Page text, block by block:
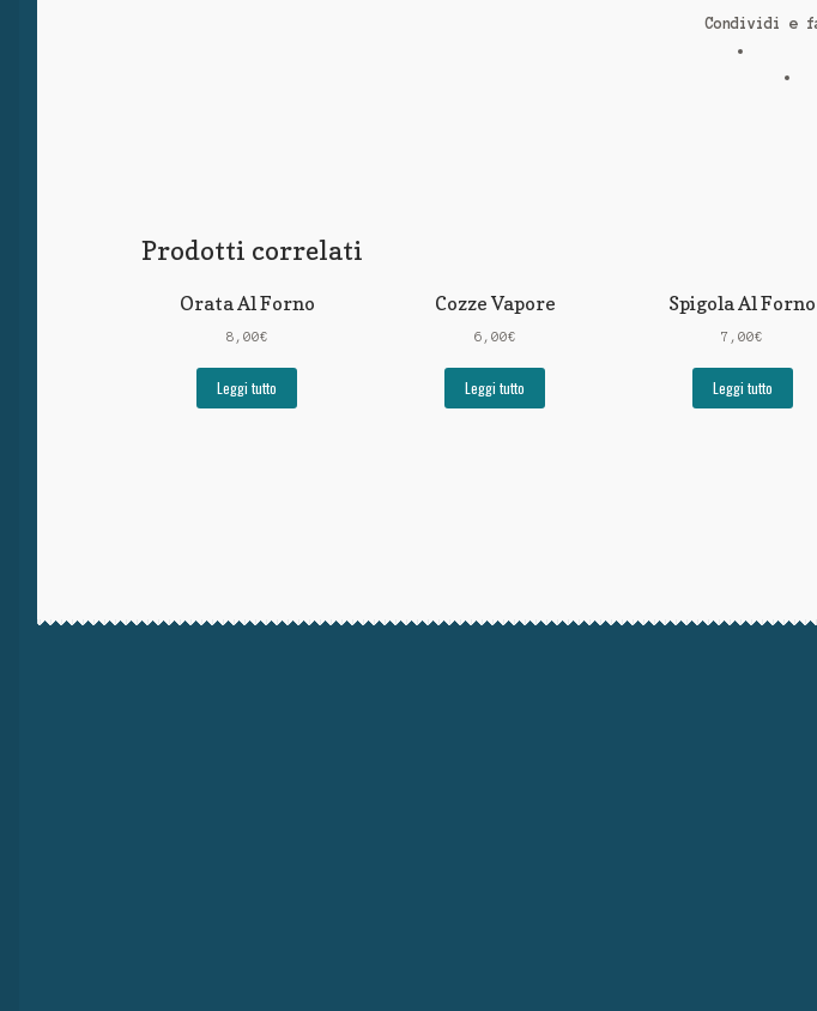
Condividi e
Prodotti correlati
Orata Al Forno
8,00€
Leggi tutto
Cozze Vapore
6,00€
Leggi tutto
Spigola Al Forno
7,00€
Leggi tutto